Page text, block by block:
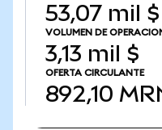
53,07 mil $
VOLUMEN DE
3,13 mil $
OFERTA CIRCULANTE
892,10